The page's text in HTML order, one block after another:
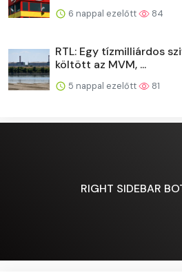
6 nappal ezelőtt 84
RTL: Egy tízmilliárdos
költött az MVM, ...
5 nappal ezelőtt 81
RIGHT SIDEBAR